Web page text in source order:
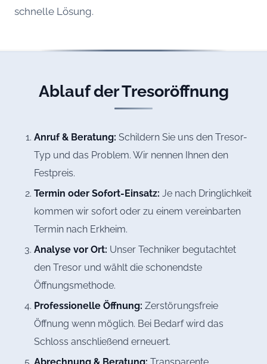
schnelle Lösung.
Ablauf der Tresoröffnung
Anruf & Beratung: Schildern Sie uns den Tresor-
Typ und das Problem. Wir nennen Ihnen den
Festpreis.
Termin oder Sofort-Einsatz: Je nach Dringlichkeit
kommen wir sofort oder zu einem vereinbarten
Termin nach Erkheim.
Analyse vor Ort: Unser Techniker begutachtet
den Tresor und wählt die schonendste
Öffnungsmethode.
Professionelle Öffnung: Zerstörungsfreie
Öffnung wenn möglich. Bei Bedarf wird das
Schloss anschließend erneuert.